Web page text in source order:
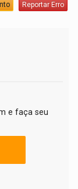
Reportar Erro
e faça seu